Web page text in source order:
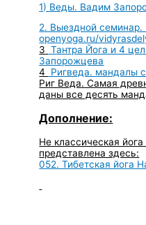
1) Веды. Вадим
2. Выездной
openyoga.ru/
3 Тантра Йога и 4
Запорожцева
4
Ригведа. мандалы
Риг Веда. Самая
даны все десять
Дополнение:
Не классическая
представлена здесь:
052. Тибетская йога